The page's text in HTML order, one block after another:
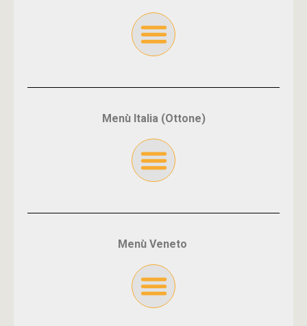
Menù Italia (Ottone)
Menù Veneto